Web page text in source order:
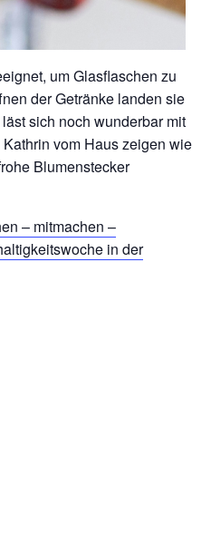
um Glasflaschen zu
der Getränke landen sie
sich noch wunderbar mit
vom Haus zeigen wie
Blumenstecker
– mitmachen –
in der